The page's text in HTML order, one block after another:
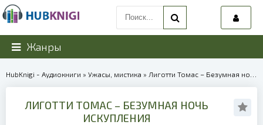
Жанры
HubKnigi - Аудиокниги » Ужасы, мистика » Лиготти Томас – Безумная ночь искупления | 40202
ЛИГОТТИ ТОМАС – БЕЗУМНАЯ НОЧЬ
ИСКУПЛЕНИЯ